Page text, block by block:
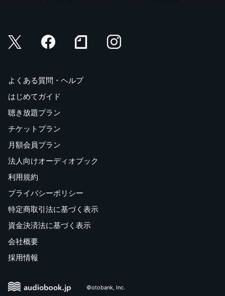
よくある質問・ヘルプ
はじめてガイド
聴き放題プラン
チケットプラン
月額会員プラン
法人向けオーディオブック
利用規約
プライバシーポリシー
特定商取引法に基づく表示
資金決済法に基づく表示
会社概要
採用情報
©otobank, Inc.